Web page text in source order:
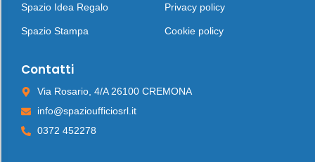
Spazio Idea Regalo
Spazio Stampa
Privacy policy
Cookie policy
Contatti
Via Rosario, 4/A 26100 CREMONA
info@spazioufficiosrl.it
0372 452278